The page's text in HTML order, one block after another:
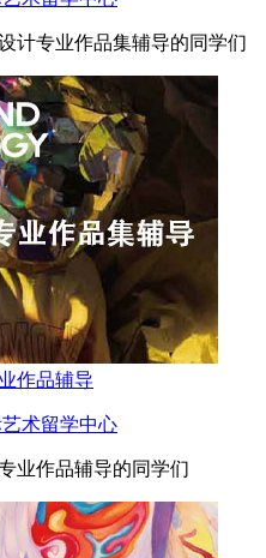
计专业作品集辅导的同学们
作品辅导
术留学中心
业作品辅导的同学们